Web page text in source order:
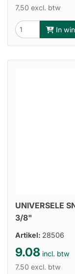
7.50 excl. btw
In
UNIVERSELE
3/8"
Artikel: 28506
9.08 incl. btw
7.50 excl. btw